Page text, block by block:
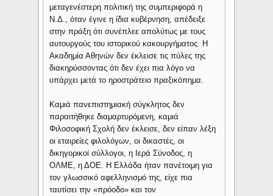
μεταγενέστερη πολιτική της συμπεριφορά η
Ν.Δ., όταν έγινε η ίδια κυβέρνηση, απέδειξε
στην πράξη ότι συνέπλεε απολύτως με τους
αυτουργούς του ιστορικού κακουργήματος. Η
Ακαδημία Αθηνών δεν έκλεισε τις πύλες της
διακηρύσσοντας ότι δεν έχει πια λόγο να
υπάρχει μετά το ηροστράτειο πραξικόπημα.
Καμιά πανεπιστημιακή σύγκλητος δεν
παραιτήθηκε διαμαρτυρόμενη, καμιά
Φιλοσοφική Σχολή δεν έκλεισε, δεν είπαν λέξη
οι εταιρείες φιλολόγων, οι δικαστές, οι
δικηγορικοί σύλλογοι, η Ιερά Σύνοδος, η
ΟΛΜΕ, η ΔΟΕ. Η Ελλάδα ήταν πανέτοιμη για
τον γλωσσικό αφελληνισμό της, είχε πια
ταυτίσει την «πρόοδο» και τον